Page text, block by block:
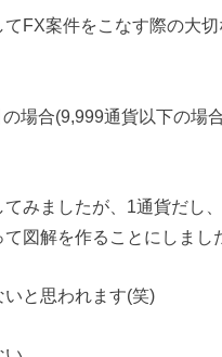
FX案件をこなす際の大切
場合(9,999通貨以下の場
みましたが、1通貨だし
図解を作ることにしまし
と思われます(笑)